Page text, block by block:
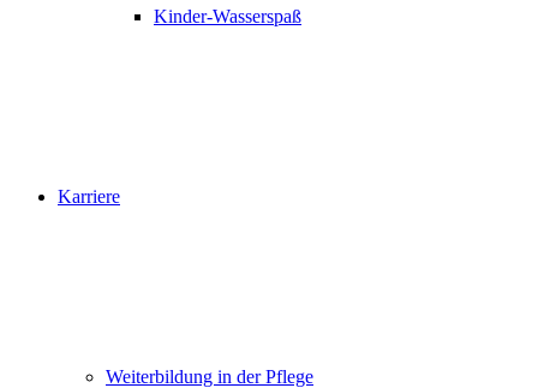
Kinder-Wasserspaß
Karriere
Weiterbildung in der Pflege